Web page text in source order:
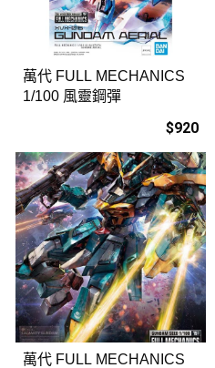
萬代 FULL MECHANICS
1/100 風靈鋼彈
$920
萬代 FULL MECHANICS